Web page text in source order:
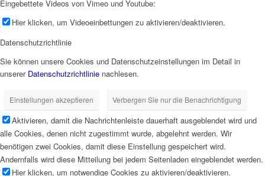
Eingebettete Videos von Vimeo und Youtube:
Hier klicken, um Videoeinbettungen zu aktivieren/deaktivieren.
Datenschutzrichtlinie
Sie können unsere Cookies und Datenschutzeinstellungen im Detail in
unserer Datenschutzrichtlinie nachlesen.
Einstellungen akzeptieren Verbergen Sie nur die Benachrichtigung
Aktivieren, damit die Nachrichtenleiste dauerhaft ausgeblendet wird und
alle Cookies, denen nicht zugestimmt wurde, abgelehnt werden. Wir
benötigen zwei Cookies, damit diese Einstellung gespeichert wird.
Andernfalls wird diese Mitteilung bei jedem Seitenladen eingeblendet werden.
Hier klicken, um notwendige Cookies zu aktivieren/deaktivieren.